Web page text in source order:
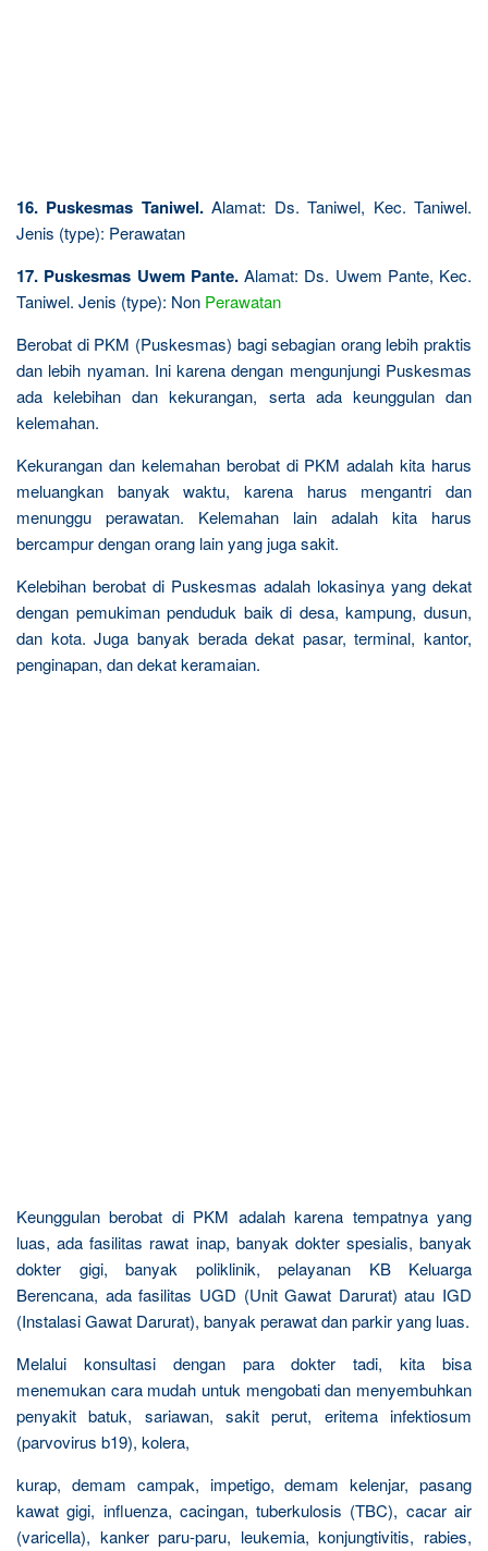
16. Puskesmas Taniwel.Alamat: Ds. Taniwel, Kec. Taniwel.
Jenis (type): Perawatan
17. Puskesmas Uwem Pante.Alamat: Ds. Uwem Pante, Kec.
Taniwel. Jenis (type): Non Perawatan
Berobat di PKM (Puskesmas) bagi sebagian orang lebih praktis
dan lebih nyaman. Ini karena dengan mengunjungi Puskesmas
ada kelebihan dan kekurangan, serta ada keunggulan dan
kelemahan.
Kekurangan dan kelemahan berobat di PKM adalah kita harus
meluangkan banyak waktu, karena harus mengantri dan
menunggu perawatan. Kelemahan lain adalah kita harus
bercampur dengan orang lain yang juga sakit.
Kelebihan berobat di Puskesmas adalah lokasinya yang dekat
dengan pemukiman penduduk baik di desa, kampung, dusun,
dan kota. Juga banyak berada dekat pasar, terminal, kantor,
penginapan, dan dekat keramaian.
Keunggulan berobat di PKM adalah karena tempatnya yang
luas, ada fasilitas rawat inap, banyak dokter spesialis, banyak
dokter gigi, banyak poliklinik, pelayanan KB Keluarga
Berencana, ada fasilitas UGD (Unit Gawat Darurat) atau IGD
(Instalasi Gawat Darurat), banyak perawat dan parkir yang luas.
Melalui konsultasi dengan para dokter tadi, kita bisa
menemukan cara mudah untuk mengobati dan menyembuhkan
penyakit batuk, sariawan, sakit perut, eritema infektiosum
(parvovirus b19), kolera,
kurap, demam campak, impetigo, demam kelenjar, pasang
kawat gigi, influenza, cacingan, tuberkulosis (TBC), cacar air
(varicella), kanker paru-paru, leukemia, konjungtivitis, rabies,